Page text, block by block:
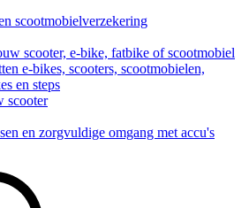
scootmobielverzekering
scooter, e-bike, fatbike of scootmobiel
e-bikes, scooters, scootmobielen,
en steps
scooter
en zorgvuldige omgang met accu's